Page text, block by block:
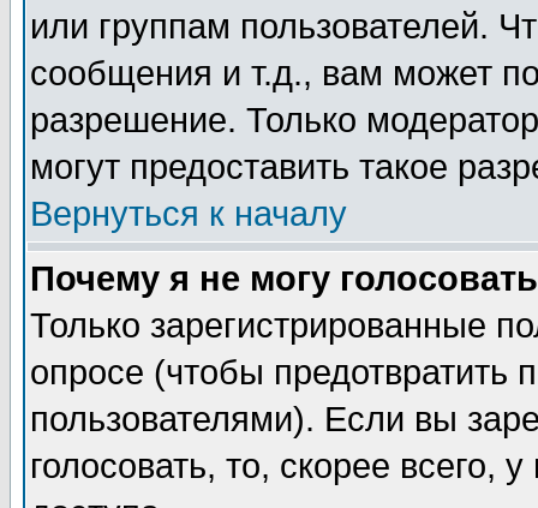
или группам пользователей.
сообщения и т.д., вам может
разрешение. Только
могут предоставить такое
Вернуться к началу
Почему я не могу
Только зарегистрированные
опросе (чтобы предотвратить
пользователями). Если вы
голосовать, то, скорее всего,